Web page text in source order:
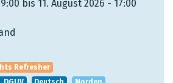
bis 11. August 2026 - 17:00
Refresher